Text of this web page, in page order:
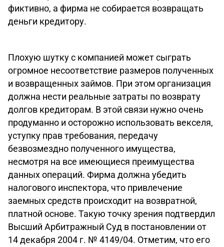
фиктивно, а фирма не собирается возвращать
деньги кредитору.
Плохую шутку с компанией может сыграть
огромное несоответствие размеров полученных
и возвращенных займов. При этом организация
должна нести реальные затраты по возврату
долгов кредиторам. В этой связи нужно очень
продуманно и осторожно использовать векселя,
уступку прав требования, передачу
безвозмездно полученного имущества,
несмотря на все имеющиеся преимущества
данных операций. Фирма должна убедить
налогового инспектора, что привлечение
заемных средств происходит на возвратной,
платной основе. Такую точку зрения подтвердил
Высший Арбитражный Суд в постановлении от
14 декабря 2004 г. № 4149/04. Отметим, что его